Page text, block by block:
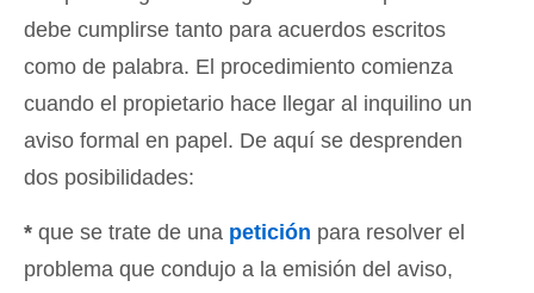
debe cumplirse tanto para acuerdos escritos
como de palabra. El procedimiento comienza
cuando el propietario hace llegar al inquilino un
aviso formal en papel. De aquí se desprenden
dos posibilidades:
* que se trate de una petición para resolver el
problema que condujo a la emisión del aviso,